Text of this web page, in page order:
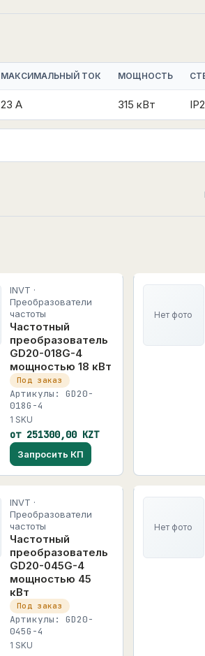
МАКСИМАЛЬНЫЙ ТОК МОЩНОСТЬ
23 А 315 кВт
INVT ·
Преобразователи
частоты
Частотный
преобразователь
GD20-018G-4
мощностью 18 кВт
Под заказ
Артикулы: GD20-
018G-4
1 SKU
от 251300,00 KZT
Запросить КП
Нет фото
INVT ·
Преобразователи
частоты
Частотный
преобразователь
GD20-045G-4
мощностью 45
кВт
Под заказ
Артикулы: GD20-
045G-4
1 SKU
Нет фото